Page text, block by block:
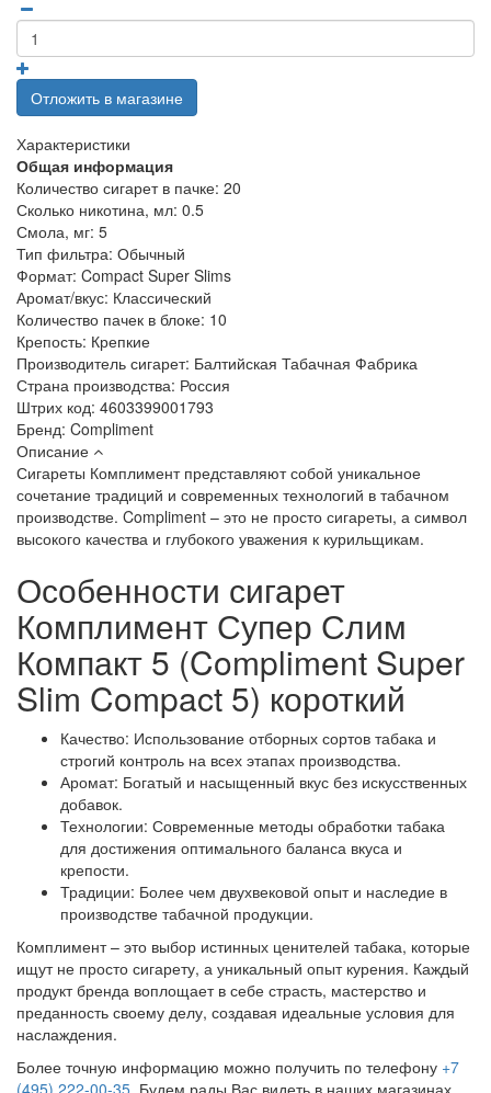
Отложить в магазине
Характеристики
Общая информация
Количество сигарет в пачке: 20
Сколько никотина, мл: 0.5
Смола, мг: 5
Тип фильтра: Обычный
Формат: Compact Super Slims
Аромат/вкус: Классический
Количество пачек в блоке: 10
Крепость: Крепкие
Производитель сигарет: Балтийская Табачная Фабрика
Страна производства: Россия
Штрих код: 4603399001793
Бренд: Compliment
Описание
Сигареты Комплимент представляют собой уникальное
сочетание традиций и современных технологий в табачном
производстве. Compliment – это не просто сигареты, а символ
высокого качества и глубокого уважения к курильщикам.
Особенности сигарет
Комплимент Супер Слим
Компакт 5 (Compliment Super
Slim Compact 5) короткий
Качество: Использование отборных сортов табака и
строгий контроль на всех этапах производства.
Аромат: Богатый и насыщенный вкус без искусственных
добавок.
Технологии: Современные методы обработки табака
для достижения оптимального баланса вкуса и
крепости.
Традиции: Более чем двухвековой опыт и наследие в
производстве табачной продукции.
Комплимент – это выбор истинных ценителей табака, которые
ищут не просто сигарету, а уникальный опыт курения. Каждый
продукт бренда воплощает в себе страсть, мастерство и
преданность своему делу, создавая идеальные условия для
наслаждения.
Более точную информацию можно получить по телефону +7
(495) 222-00-35 . Будем рады Вас видеть в наших магазинах